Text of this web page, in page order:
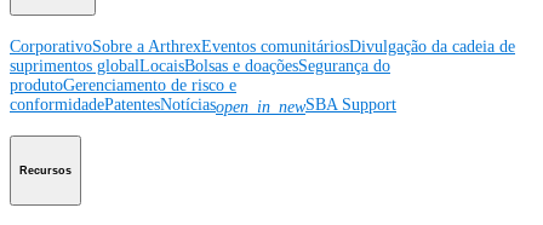
CorporativoSobre a ArthrexEventos comunitáriosDivulgação da cadeia de
suprimentos globalLocaisBolsas e doaçõesSegurança do
produtoGerenciamento de risco e
conformidadePatentesNotíciasopen_in_newSBA Support
Recursos